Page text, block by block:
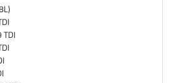
TDI